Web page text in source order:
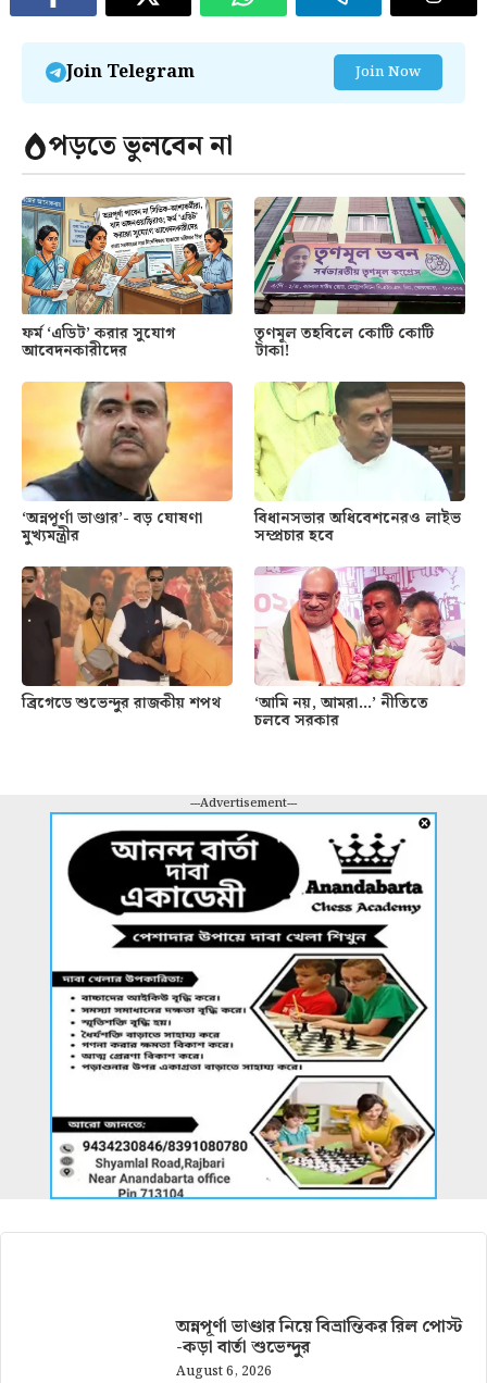
Join Telegram Join Now
পড়তে ভুলবেন না
ফর্ম ‘এডিট’ করার সুযোগ
আবেদনকারীদের
তৃণমূল তহবিলে কোটি কোটি
টাকা!
‘অন্নপূর্ণা ভাণ্ডার’- বড় ঘোষণা
মুখ্যমন্ত্রীর
বিধানসভার অধিবেশনেরও লাইভ
সম্প্রচার হবে
ব্রিগেডে শুভেন্দুর রাজকীয় শপথ ‘আমি নয়, আমরা…’ নীতিতে
চলবে সরকার
---Advertisement---
অন্নপূর্ণা ভাণ্ডার নিয়ে বিভ্রান্তিকর রিল পোস্ট
-কড়া বার্তা শুভেন্দুর
August 6, 2026